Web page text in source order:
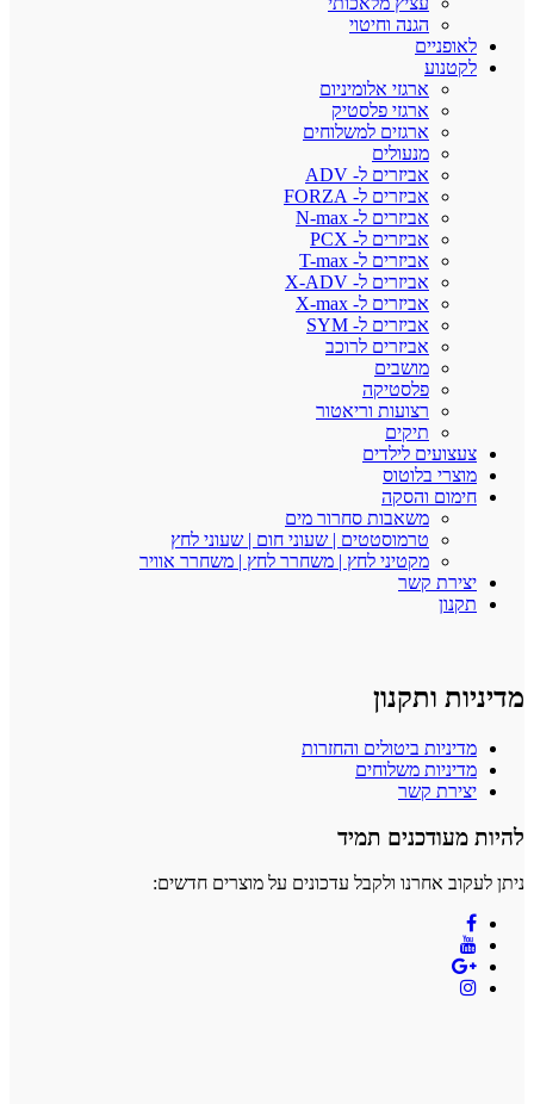
הגנה וחיטוי
לאופניים
לקטנוע
ארגזי אלומיניום
ארגזי פלסטיק
ארגזים למשלוחים
מנעולים
אביזרים ל- ADV
אביזרים ל- FORZA
אביזרים ל- N-max
אביזרים ל- PCX
אביזרים ל- T-max
אביזרים ל- X-ADV
אביזרים ל- X-max
אביזרים ל- SYM
אביזרים לרוכב
מושבים
פלסטיקה
רצועות וריאטור
תיקים
צעצועים לילדים
מוצרי בלוטוס
חימום והסקה
משאבות סחרור מים
טרמוסטטים | שעוני חום | שעוני לחץ
מקטיני לחץ | משחרר לחץ | משחרר אוויר
יצירת קשר
תקנון
מדיניות ותקנון
מדיניות ביטולים והחזרות
מדיניות משלוחים
יצירת קשר
להיות מעודכנים תמיד
ניתן לעקוב אחרנו ולקבל עדכונים על מוצרים חדשים: